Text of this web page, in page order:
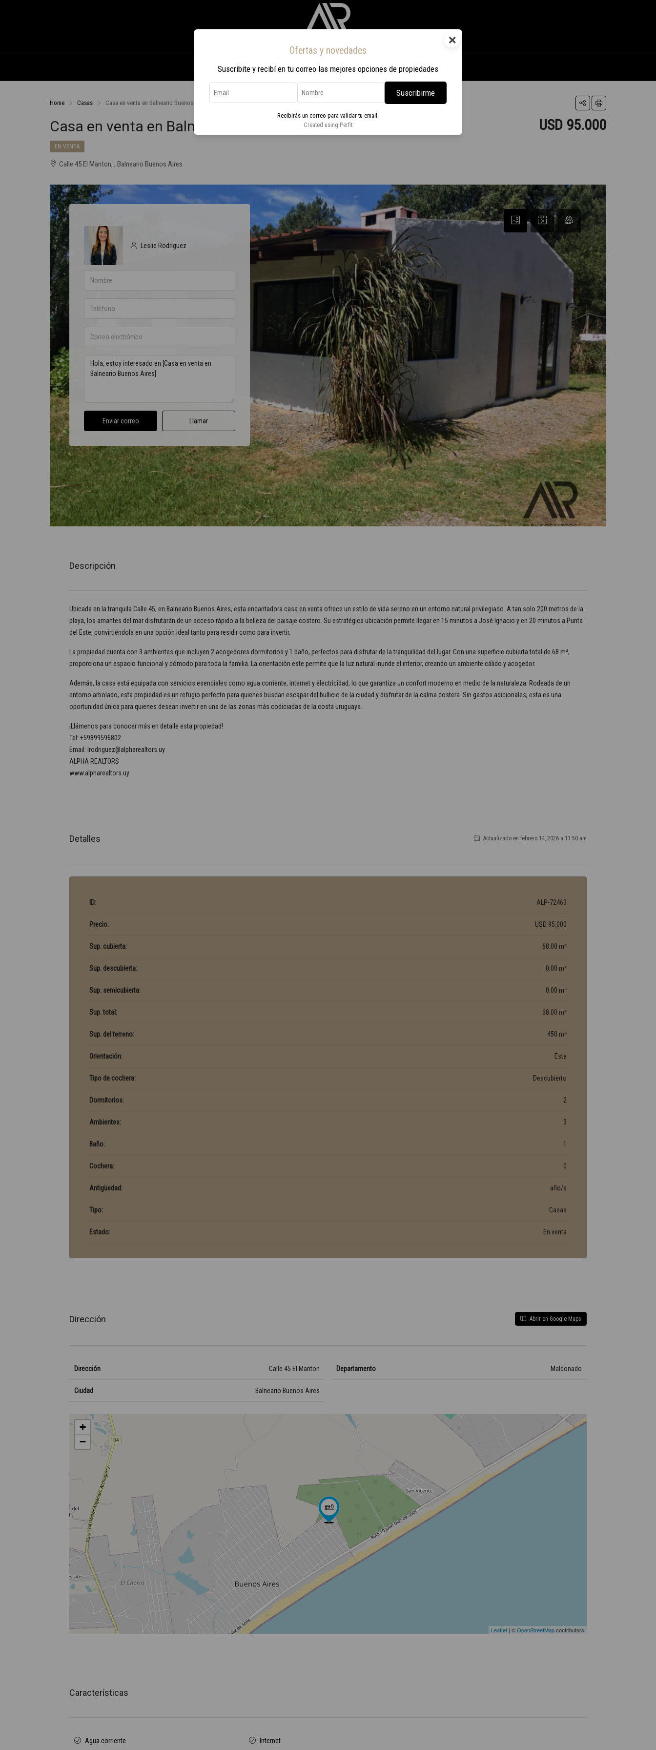
×
Ofertas y novedades
Suscribite y recibí en tu correo las mejores opciones de propiedades
Suscribirme
Recibirás un correo para validar tu email.
Created using Perfit
Inicio Propiedades Nosotros Contacto Viaje a Rio 2026
Home Casas Casa en venta en Balneario Buenos Aires
Casa en venta en Balneario Buenos Aires USD 95.000
EN VENTA
Calle 45 El Manton, , Balneario Buenos Aires
Leslie Rodriguez
Enviar correo Llamar
Descripción
Ubicada en la tranquila Calle 45, en Balneario Buenos Aires, esta encantadora casa en venta ofrece un estilo de vida sereno en un entorno natural privilegiado. A tan solo 200 metros de la
playa, los amantes del mar disfrutarán de un acceso rápido a la belleza del paisaje costero. Su estratégica ubicación permite llegar en 15 minutos a José Ignacio y en 20 minutos a Punta
del Este, convirtiéndola en una opción ideal tanto para residir como para invertir.
La propiedad cuenta con 3 ambientes que incluyen 2 acogedores dormitorios y 1 baño, perfectos para disfrutar de la tranquilidad del lugar. Con una superficie cubierta total de 68 m²,
proporciona un espacio funcional y cómodo para toda la familia. La orientación este permite que la luz natural inunde el interior, creando un ambiente cálido y acogedor.
Además, la casa está equipada con servicios esenciales como agua corriente, internet y electricidad, lo que garantiza un confort moderno en medio de la naturaleza. Rodeada de un
entorno arbolado, esta propiedad es un refugio perfecto para quienes buscan escapar del bullicio de la ciudad y disfrutar de la calma costera. Sin gastos adicionales, esta es una
oportunidad única para quienes desean invertir en una de las zonas más codiciadas de la costa uruguaya.
¡Llámenos para conocer más en detalle esta propiedad!
Tel: +59899596802
Email: lrodriguez@alpharealtors.uy
ALPHA REALTORS
www.alpharealtors.uy
Detalles Actualizado en febrero 14, 2026 a 11:50 am
ID: ALP-72463
Precio: USD 95.000
Sup. cubierta: 68.00 m²
Sup. descubierta: 0.00 m²
Sup. semicubierta: 0.00 m²
Sup. total: 68.00 m²
Sup. del terreno: 450 m²
Orientación: Este
Tipo de cochera: Descubierto
Dormitorios: 2
Ambientes: 3
Baño: 1
Cochera: 0
Antigüedad: año/s
Tipo: Casas
Estado: En venta
Dirección Abrir en Google Maps
Dirección Calle 45 El Manton
Ciudad Balneario Buenos Aires
Departamento Maldonado
+
−
Leaflet | ©OpenStreetMapcontributors
Características
Agua corriente Internet